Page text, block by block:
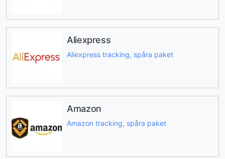
Aliexpress
Aliexpress tracking, spåra paket
Amazon
Amazon tracking, spåra paket